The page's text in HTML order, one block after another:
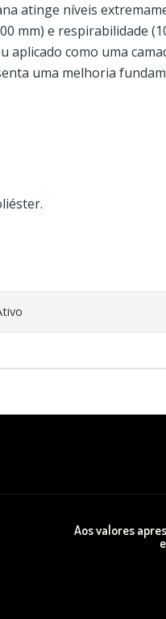
atinge níveis
mm) e respirabilidade
aplicado como uma
uma melhoria
Aos valores